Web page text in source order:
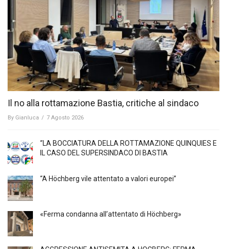
Il no alla rottamazione Bastia, critiche al sindaco
By Gianluca / 7 Agosto 2026
“LA BOCCIATURA DELLA ROTTAMAZIONE QUINQUIES E
IL CASO DEL SUPERSINDACO DI BASTIA
“A Höchberg vile attentato a valori europei”
«Ferma condanna all’attentato di Höchberg»